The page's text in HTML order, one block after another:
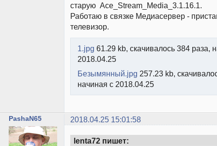
старую Ace_Stream_Media_3.1.16.1.
Работаю в связке Медиасервер -
телевизор.
1.jpg 61.29 kb, скачивалось 384 раза,
2018.04.25
Безымянный.jpg 257.23 kb,
начиная с 2018.04.25
PashaN65 2018.04.25 15:01:58
lenta72 пишет: